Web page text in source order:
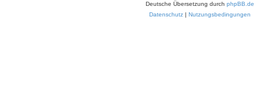
Deutsche Übersetzung durch phpBB.de
Datenschutz | Nutzungsbedingungen